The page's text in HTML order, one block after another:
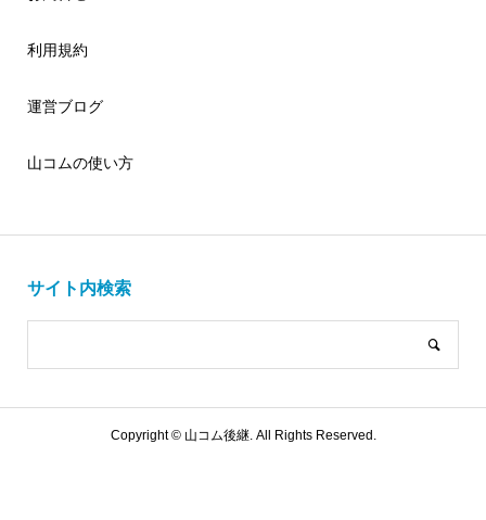
利用規約
運営ブログ
山コムの使い方
サイト内検索
Copyright ©山コム後継. All Rights Reserved.